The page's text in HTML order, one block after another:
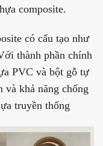
composite.
có cấu tạo như
thành phần chính
PVC và bột gỗ tự
và khả năng chống
truyền thống